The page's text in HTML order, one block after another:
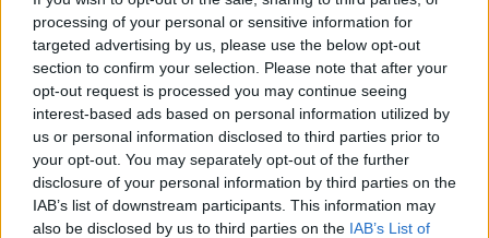
processing of your personal or sensitive information for
targeted advertising by us, please use the below opt-out
section to confirm your selection. Please note that after your
opt-out request is processed you may continue seeing
interest-based ads based on personal information utilized by
us or personal information disclosed to third parties prior to
your opt-out. You may separately opt-out of the further
disclosure of your personal information by third parties on the
IAB’s list of downstream participants. This information may
also be disclosed by us to third parties on the IAB’s List of
Apre la nuova passerella ciclopedonale sull'Arno
Un nuovo treno sui binari della Toscana
Torna la maratona, come muoversi in città
La Mostra del tartufo ai nastri di partenza
Il grande ritorno di Firenze Marathon